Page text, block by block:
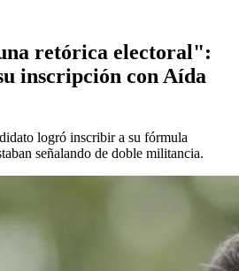
retórica electoral":
inscripción con Aída
logró inscribir a su fórmula
señalando de doble militancia.